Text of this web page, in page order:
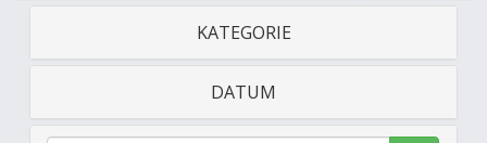
Restaurace a Hotel
KATEGORIE
DATUM